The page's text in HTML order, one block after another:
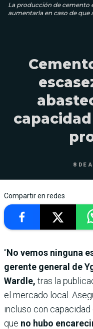
La producción de cemento
aumentarla en caso de que
8 DE
Compartir en redes
“No vemos ninguna
gerente general de
Wardle, tras la
el mercado local.
incluso con capacidad
que no hubo